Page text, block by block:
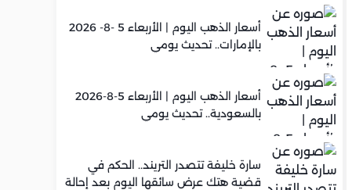
أسعار الذهب اليوم | الأربعاء 5 -8- 2026
بالإمارات.. تحديث يومي
أسعار الذهب اليوم | الأربعاء 5-8-2026
بالسعودية.. تحديث يومي
سارة خليفة تتصدر التريند.. الحكم في
قضية هتك عرض سائقها اليوم بعد إحالة